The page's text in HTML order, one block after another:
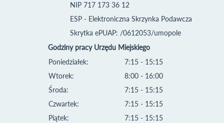
NIP 717 173 36 12
ESP - Elektroniczna Skrzynka Podawcza
Skrytka ePUAP: /0612053/umopole
Godziny pracy Urzędu Miejskiego
Poniedziałek:
Wtorek:
Środa:
Czwartek:
Piątek:
7:15 - 15:15
8:00 - 16:00
7:15 - 15:15
7:15 - 15:15
7:15 - 15:15